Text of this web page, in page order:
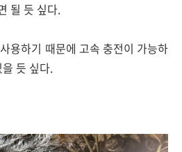
될 듯 싶다.
용하기 때문에 고속 충전이 가능하
듯 싶다.